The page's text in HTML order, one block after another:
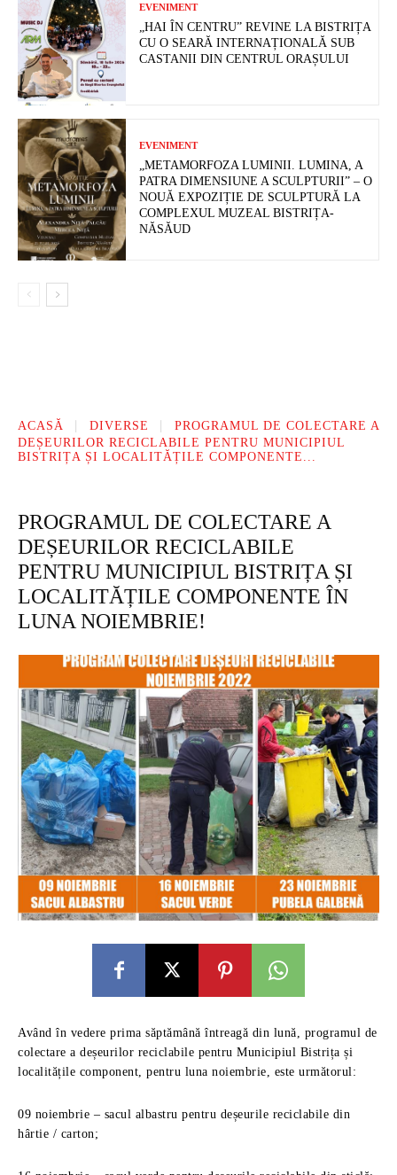
EVENIMENT
„HAI ÎN CENTRU” REVINE LA BISTRIȚA
CU O SEARĂ INTERNAȚIONALĂ SUB
CASTANII DIN CENTRUL ORAȘULUI
EVENIMENT
„METAMORFOZA LUMINII. LUMINA, A
PATRA DIMENSIUNE A SCULPTURII” – O
NOUĂ EXPOZIȚIE DE SCULPTURĂ LA
COMPLEXUL MUZEAL BISTRIȚA-
NĂSĂUD